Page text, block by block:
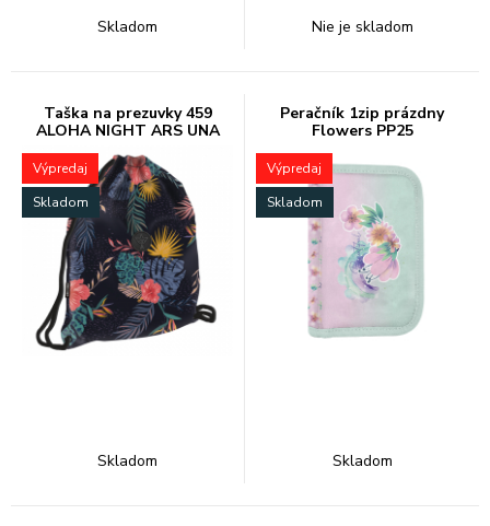
Skladom Nie je skladom
Taška na prezuvky 459
ALOHA NIGHT ARS UNA
Výpredaj
Skladom
Skladom
Peračník 1zip prázdny
Flowers PP25
Výpredaj
Skladom
Skladom